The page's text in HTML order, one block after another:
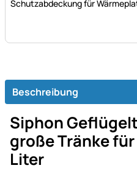
Schutzabdeckung für
Beschreibung
Siphon
große Tränke
Liter